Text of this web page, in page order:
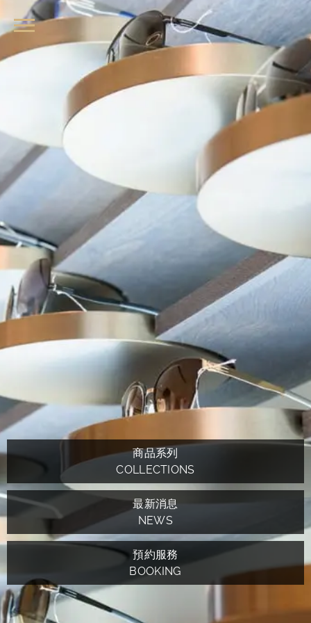
品牌眼鏡、精品墨鏡、名牌太陽眼
商品系列
COLLECTIONS
最新消息
NEWS
預約服務
BOOKING